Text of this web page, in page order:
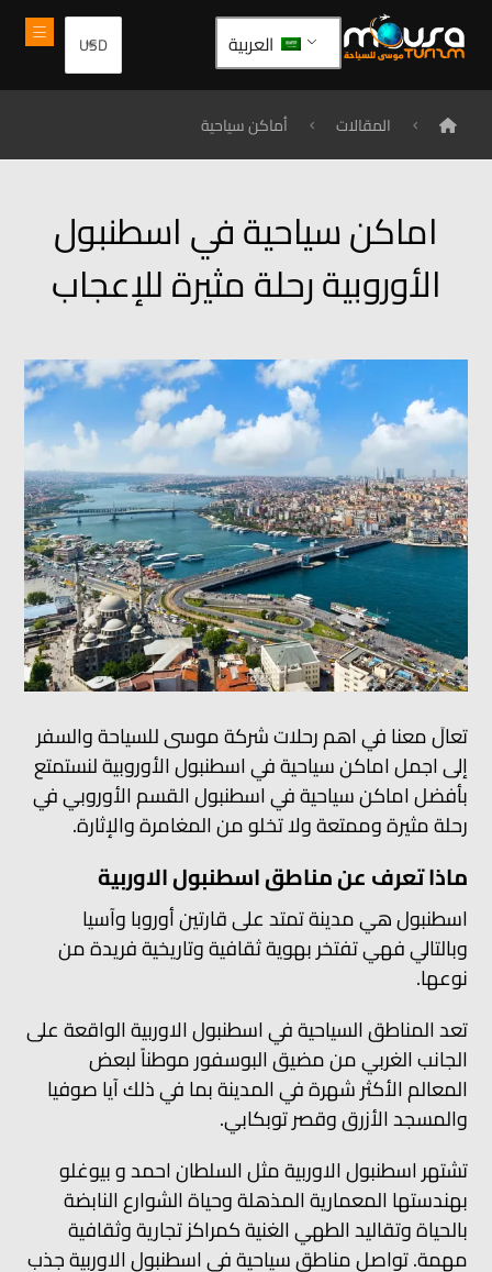
العربية
المقالات أماكن سياحية
اماكن سياحية في اسطنبول
الأوروبية رحلة مثيرة للإعجاب
تعالَ معنا في اهم رحلات شركة موسى للسياحة والسفر
إلى اجمل اماكن سياحية في اسطنبول الأوروبية لنستمتع
بأفضل اماكن سياحية في اسطنبول القسم الأوروبي في
رحلة مثيرة وممتعة ولا تخلو من المغامرة والإثارة.
ماذا تعرف عن مناطق اسطنبول الاوربية
اسطنبول هي مدينة تمتد على قارتين أوروبا وآسيا
وبالتالي فهي تفتخر بهوية ثقافية وتاريخية فريدة من
نوعها.
تعد المناطق السياحية في اسطنبول الاوربية الواقعة على
الجانب الغربي من مضيق البوسفور موطناً لبعض
المعالم الأكثر شهرة في المدينة بما في ذلك آيا صوفيا
والمسجد الأزرق وقصر توبكابي.
تشتهر اسطنبول الاوربية مثل السلطان احمد و بيوغلو
بهندستها المعمارية المذهلة وحياة الشوارع النابضة
بالحياة وتقاليد الطهي الغنية كمراكز تجارية وثقافية
مهمة. تواصل مناطق سياحية في اسطنبول الاوربية جذب